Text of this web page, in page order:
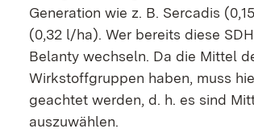
Generation wie z. B. Sercadis
(0,32 l/ha). Wer bereits diese
Belanty wechseln. Da die Mittel
Wirkstoffgruppen haben, muss
geachtet werden, d. h. es sind
auszuwählen.